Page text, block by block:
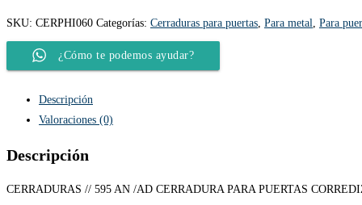
SKU: CERPHI060 Categorías: Cerraduras para puertas Para metal Para
¿Cómo te podemos ayudar?
Descripción
Valoraciones (0)
Descripción
CERRADURAS // 595 AN /AD CERRADURA PARA PUERTAS